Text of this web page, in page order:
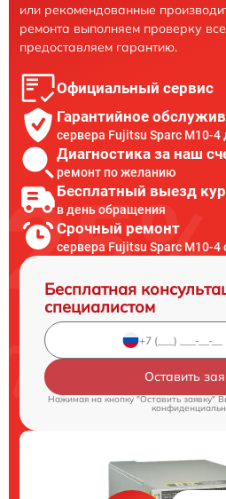
или рекомендованные
ремонта выполняем проверку
предоставляем гарантию.
Официальный сервис
Гарантийное
сервера Fujitsu Sparc M10-4
Диагностика за наш
ремонт по желанию
Бесплатный выезд
в день обращения
Срочный ремонт
сервера Fujitsu Sparc M10-4
Бесплатная
специалистом
Оставить
Нажимая на кнопку "Оставить заявку"